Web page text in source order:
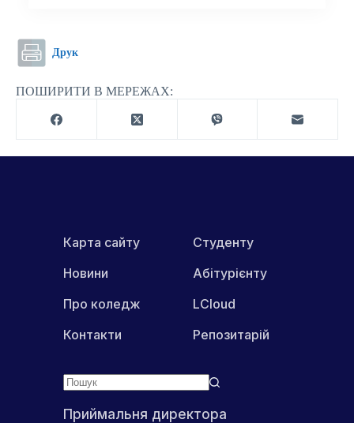
Друк
ПОШИРИТИ В МЕРЕЖАХ:
Приймальня директора
Карта сайту
Новини
Про коледж
Контакти
Студенту
Абітурієнту
LCloud
Репозитарій